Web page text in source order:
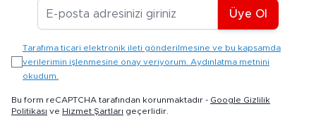
E-posta Adresiniz
Üye Ol
Tarafıma ticari elektronik ileti gönderilmesine ve bu kapsamda
verilerimin işlenmesine onay veriyorum. Aydınlatma metnini
okudum.
Bu form reCAPTCHA tarafından korunmaktadır - Google Gizlilik
Politikası ve Hizmet Şartları geçerlidir.